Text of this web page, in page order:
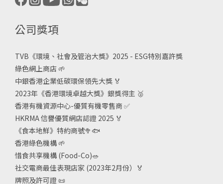
公司獎項
TVB《環境、社會及管治大獎》2025 - ESG特別嘉許獎
綠色網上商店 🌱
中銀香港企業低碳環保領先大獎 🏅
2023年《香港環境卓越大獎》銀獎得主 🥈
香港有機資源中心-優質有機零售商✅
HKRMA 信譽優質網店認證 2025 🏅
《食本地鮮》特約商號🥦🐟
香港綠色機構 🌱
惜食共享機構 (Food-Co)🥗
社交電商最佳表現店家 (2023年2月份）🏅
牌照及許可證 📜